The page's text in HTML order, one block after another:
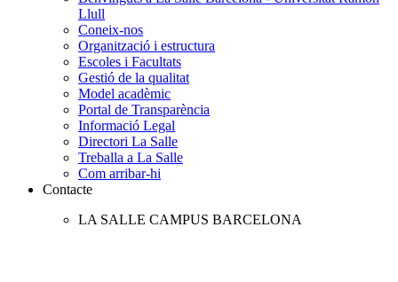
Llull
Coneix-nos
Organització i estructura
Escoles i Facultats
Gestió de la qualitat
Model acadèmic
Portal de Transparència
Informació Legal
Directori La Salle
Treballa a La Salle
Com arribar-hi
Contacte
LA SALLE CAMPUS BARCELONA